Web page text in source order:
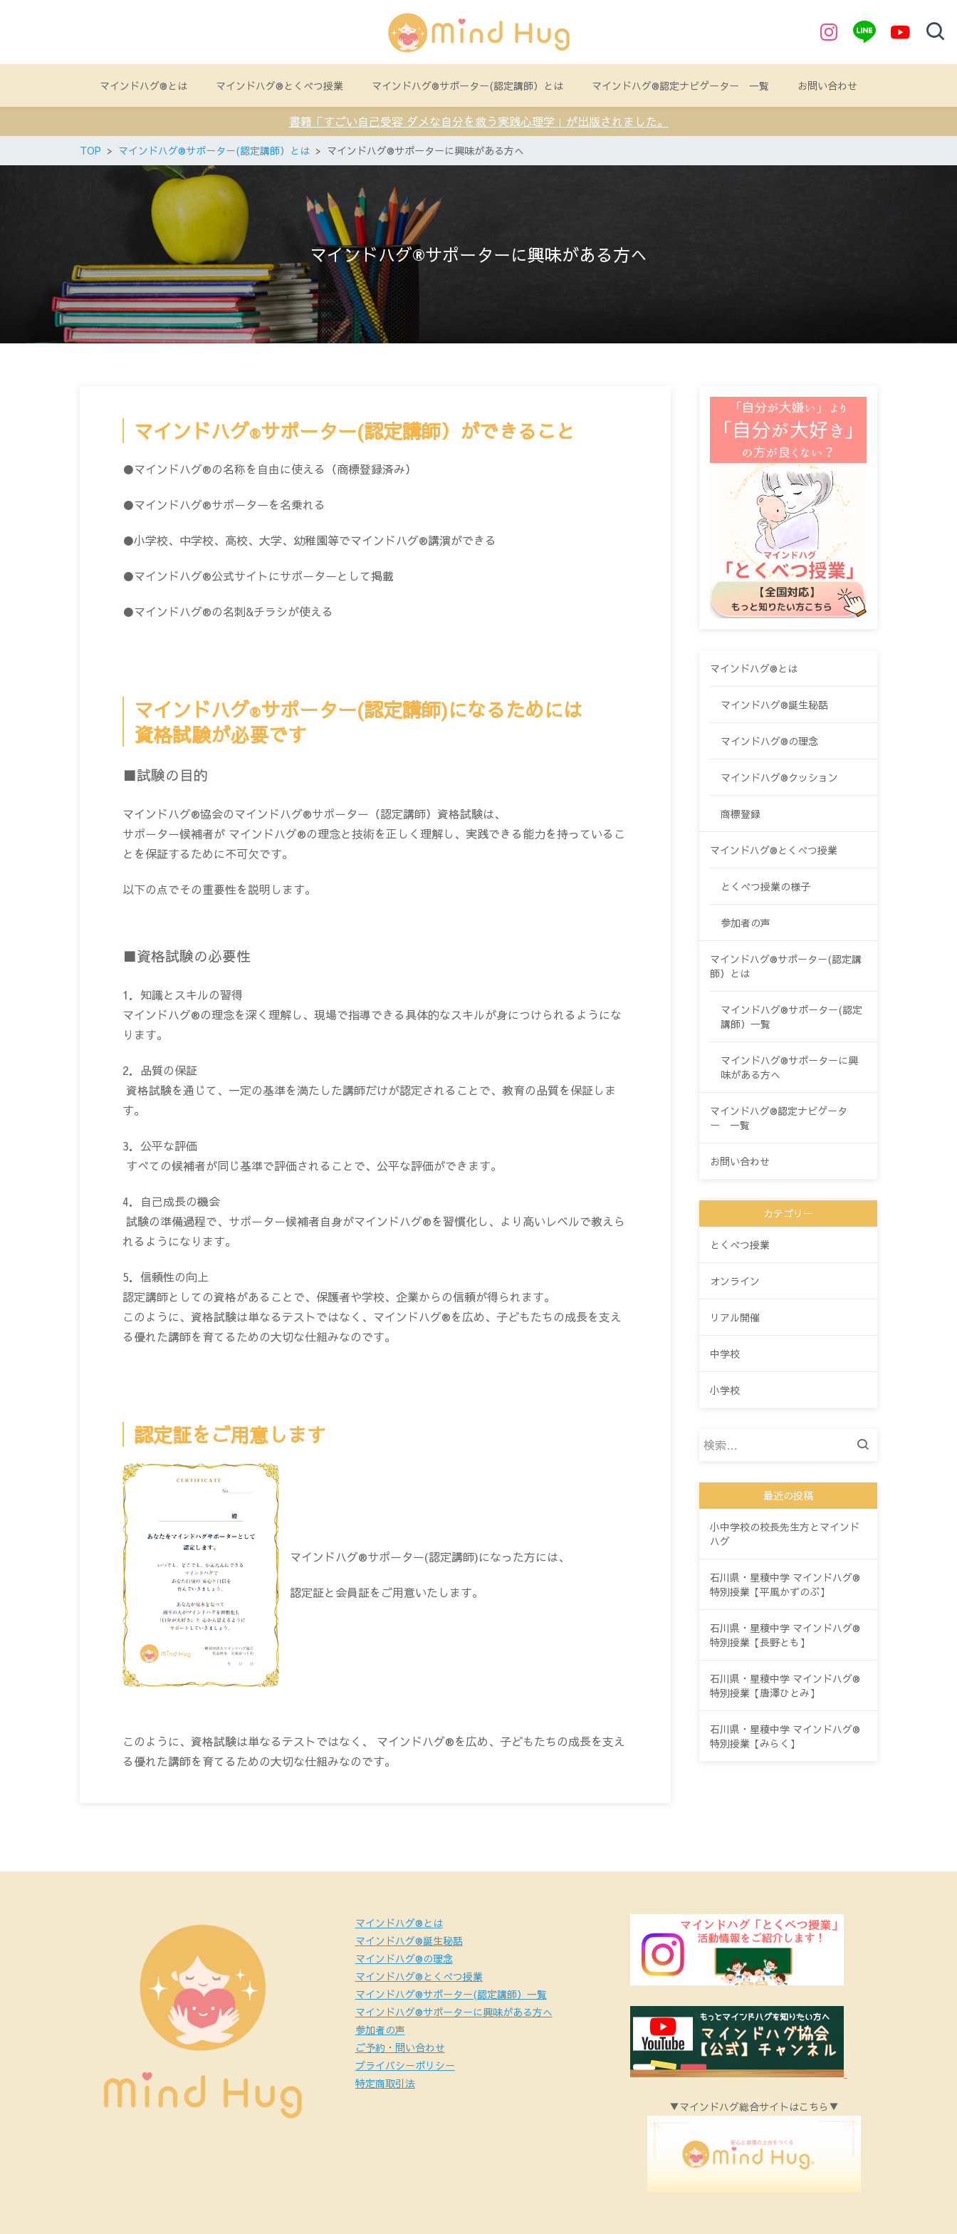
マインドハグ®とは マインドハグ®とくべつ授業 マインドハグ®サポーター(認定講師）とは マインドハグ®認定ナビゲーター 一覧 お問い合わせ
書籍「すごい自己受容 ダメな自分を救う実践心理学」が出版されました。
TOP マインドハグ®サポーター(認定講師）とは マインドハグ®サポーターに興味がある方へ
マインドハグ®サポーターに興味がある方へ
マインドハグ®サポーター(認定講師）ができること
●マインドハグ®の名称を自由に使える（商標登録済み）
●マインドハグ®サポーターを名乗れる
●小学校、中学校、高校、大学、幼稚園等でマインドハグ®講演ができる
●マインドハグ®公式サイトにサポーターとして掲載
●マインドハグ®の名刺&チラシが使える
マインドハグ®サポーター(認定講師)になるためには
資格試験が必要です
■試験の目的
マインドハグ®協会のマインドハグ®サポーター（認定講師）資格試験は、
サポーター候補者が マインドハグ®の理念と技術を正しく理解し、実践できる能力を持っているこ
とを保証するために不可欠です。
以下の点でその重要性を説明します。
■資格試験の必要性
1．知識とスキルの習得
マインドハグ®の理念を深く理解し、現場で指導できる具体的なスキルが身につけられるようにな
ります。
2．品質の保証
資格試験を通じて、一定の基準を満たした講師だけが認定されることで、教育の品質を保証しま
す。
3．公平な評価
すべての候補者が同じ基準で評価されることで、公平な評価ができます。
4．自己成長の機会
試験の準備過程で、サポーター候補者自身がマインドハグ®を習慣化し、より高いレベルで教えら
れるようになります。
5．信頼性の向上
認定講師としての資格があることで、保護者や学校、企業からの信頼が得られます。
このように、資格試験は単なるテストではなく、マインドハグ®を広め、子どもたちの成長を支え
る優れた講師を育てるための大切な仕組みなのです。
認定証をご用意します
マインドハグ®サポーター(認定講師)になった方には、
認定証と会員証をご用意いたします。
このように、資格試験は単なるテストではなく、 マインドハグ®を広め、子どもたちの成長を支え
る優れた講師を育てるための大切な仕組みなのです。
マインドハグ®とは
マインドハグ®誕生秘話
マインドハグ®の理念
マインドハグ®クッション
商標登録
マインドハグ®とくべつ授業
とくべつ授業の様子
参加者の声
マインドハグ®サポーター(認定講
師）とは
マインドハグ®サポーター(認定
講師）一覧
マインドハグ®サポーターに興
味がある方へ
マインドハグ®認定ナビゲータ
ー 一覧
お問い合わせ
カテゴリー
とくべつ授業
オンライン
リアル開催
中学校
小学校
検
索:
最近の投稿
小中学校の校長先生方とマインド
ハグ
石川県・星稜中学 マインドハグ®
特別授業【平風かずのぶ】
石川県・星稜中学 マインドハグ®
特別授業【長野とも】
石川県・星稜中学 マインドハグ®
特別授業【唐澤ひとみ】
石川県・星稜中学 マインドハグ®
特別授業【みらく】
マインドハグ®とは
マインドハグ®誕生秘話
マインドハグ®の理念
マインドハグ®とくべつ授業
マインドハグ®サポーター(認定講師）一覧
マインドハグ®サポーターに興味がある方へ
参加者の声
ご予約・問い合わせ
プライバシーポリシー
特定商取引法
▼マインドハグ総合サイトはこちら▼